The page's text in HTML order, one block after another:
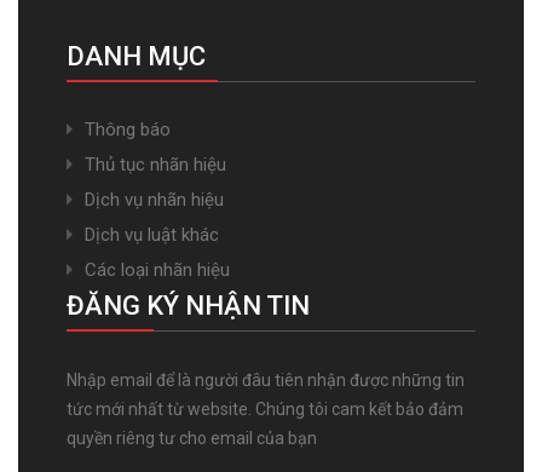
DANH MỤC
Thông báo
Thủ tục nhãn hiệu
Dịch vụ nhãn hiệu
Dịch vụ luật khác
Các loại nhãn hiệu
ĐĂNG KÝ NHẬN TIN
Nhập email để là người đâu tiên nhận được những tin
tức mới nhất từ website. Chúng tôi cam kết bảo đảm
quyền riêng tư cho email của bạn